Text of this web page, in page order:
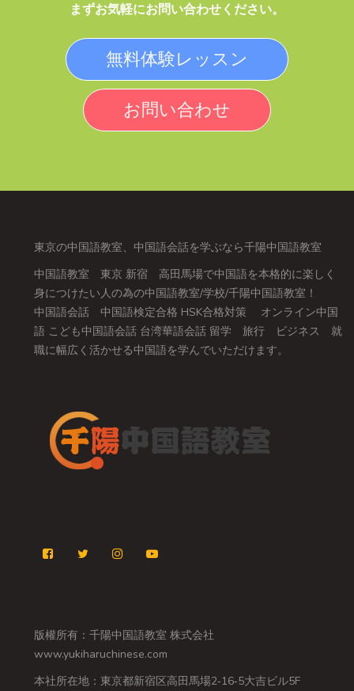
まずお気軽にお問い合わせください。
無料体験レッスン
お問い合わせ
東京の中国語教室、中国語会話を学ぶなら千陽中国語教室
中国語教室 東京 新宿 高田馬場で中国語を本格的に楽しく
身につけたい人の為の中国語教室/学校/千陽中国語教室！
中国語会話 中国語検定合格 HSK合格対策 オンライン中国
語 こども中国語会話 台湾華語会話 留学 旅行 ビジネス 就
職に幅広く活かせる中国語を学んでいただけます。
版權所有：千陽中国語教室 株式会社
www.yukiharuchinese.com
本社所在地：東京都新宿区高田馬場2‐16‐5大吉ビル5F